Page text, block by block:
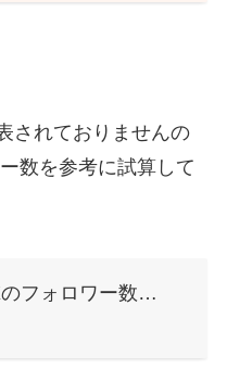
されておりませんの
数を参考に試算して
フォロワー数…